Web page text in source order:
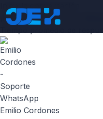
Inicie la conversación
¡Hola! Escribenos por
Emilio Cordones